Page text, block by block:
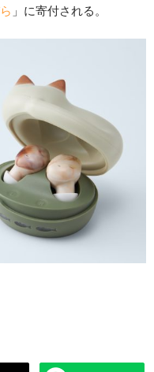
」に寄付される。